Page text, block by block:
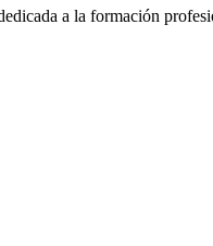
a la formación